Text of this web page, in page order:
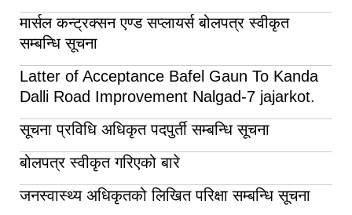
मार्सल कन्ट्रक्सन एण्ड सप्लायर्स बोलपत्र स्वीकृत
सम्बन्धि सूचना
Latter of Acceptance Bafel Gaun To Kanda
Dalli Road Improvement Nalgad-7 jajarkot.
सूचना प्रविधि अधिकृत पदपुर्ती सम्बन्धि सूचना
बोलपत्र स्वीकृत गरिएको बारे
जनस्वास्थ्य अधिकृतको लिखित परिक्षा सम्बन्धि सूचना